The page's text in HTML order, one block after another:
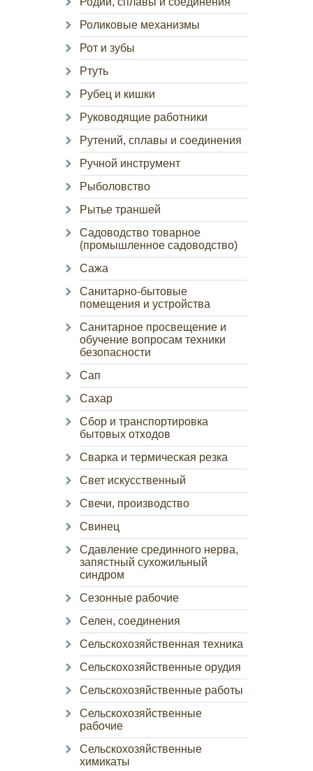
Роликовые механизмы
Рот и зубы
Ртуть
Рубец и кишки
Руководящие работники
Рутений, сплавы и соединения
Ручной инструмент
Рыболовство
Рытье траншей
Садоводство товарное
(промышленное садоводство)
Сажа
Санитарно-бытовые
помещения и устройства
Санитарное просвещение и
обучение вопросам техники
безопасности
Сап
Сахар
Сбор и транспортировка
бытовых отходов
Сварка и термическая резка
Свет искусственный
Свечи, производство
Свинец
Сдавление срединного нерва,
запястный сухожильный
синдром
Сезонные рабочие
Селен, соединения
Сельскохозяйственная техника
Сельскохозяйственные орудия
Сельскохозяйственные работы
Сельскохозяйственные
рабочие
Сельскохозяйственные
химикаты